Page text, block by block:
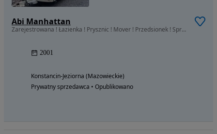
Abi Manhattan
Zarejestrowana ! Łazienka ! Prysznic ! Mover ! Przedsionek ! Sprawdź !
2001
Konstancin-Jeziorna (Mazowieckie)
Prywatny sprzedawca • Opublikowano